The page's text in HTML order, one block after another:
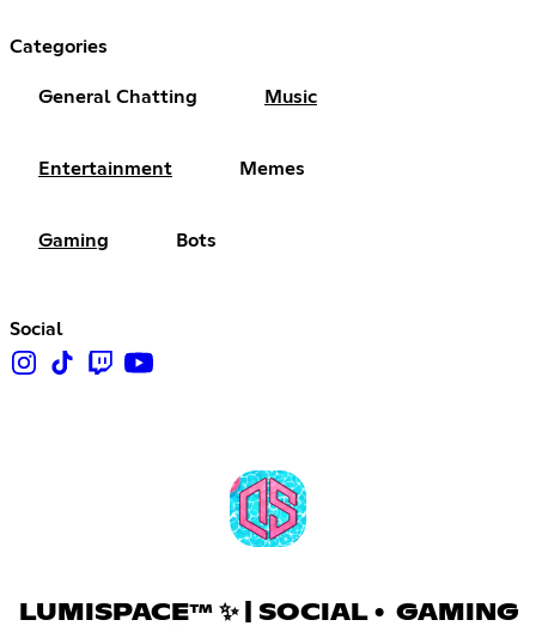
Categories
General Chatting Music
Entertainment Memes
Gaming Bots
Social
LUMISPACE™ ✨ | SOCIAL • GAMING